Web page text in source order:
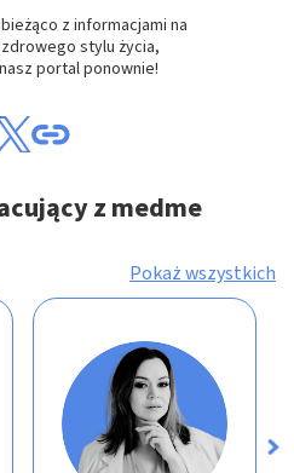
z informacjami na
stylu życia,
portal ponownie!
z medme
Pokaż wszystkich